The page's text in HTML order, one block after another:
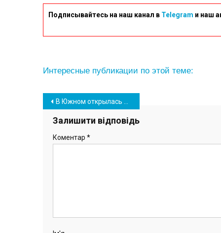
Подписывайтесь на наш канал в Telegram и наш
Интересные публикации по этой теме:
Навігація
записів
В Южном открылась выставка одесской художницы Ольги Погребной (фото)
Залишити відповідь
Коментар *